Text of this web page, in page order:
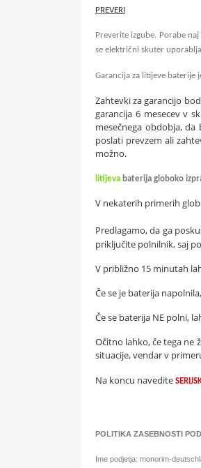
PREVERI
Preverite izgube. Porabe
se električni skuter
Garancija za litijeve baterije
Zahtevki za garancijo
garancija 6 mesecev v
mesečnega obdobja,
poslati prevzem ali
možno.
litijeva baterija globoko
V nekaterih primerih
Predlagamo, da ga
priključite polnilnik, saj
V približno 15 minutah
Če se je baterija
Če se baterija NE polni,
Očitno lahko, če tega ne
situacije, vendar v
Na koncu navedite
POLITIKA ZASEBNOSTI
Ime podjetja: monorim-